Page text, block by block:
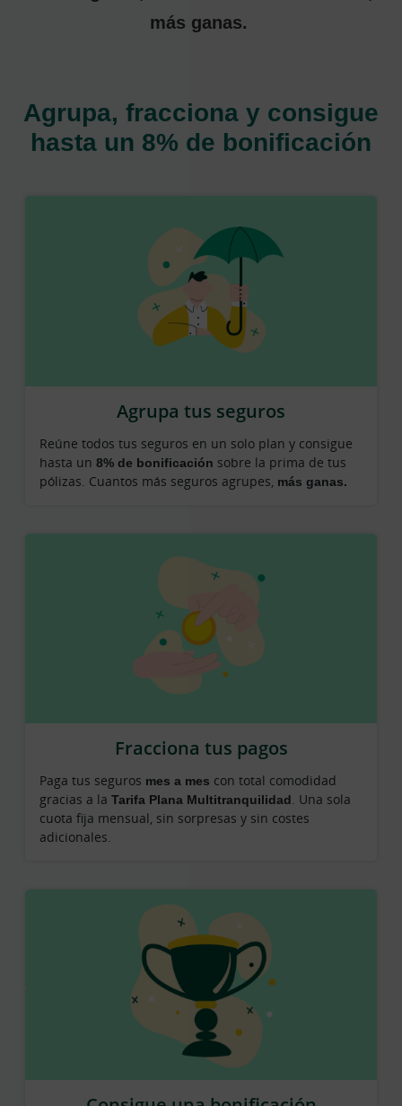
más ganas.
Agrupa, fracciona y consigue
hasta un 8% de bonificación
Agrupa tus seguros
Reúne todos tus seguros en un solo plan y consigue
hasta un 8% de bonificación sobre la prima de tus
pólizas. Cuantos más seguros agrupes, más ganas.
Fracciona tus pagos
Paga tus seguros mes a mes con total comodidad
gracias a la Tarifa Plana Multitranquilidad. Una sola
cuota fija mensual, sin sorpresas y sin costes
adicionales.